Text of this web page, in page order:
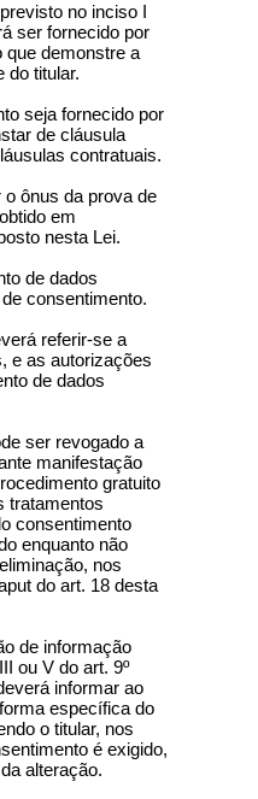
no inciso I
ser fornecido por
que demonstre a
do titular.
seja fornecido por
de cláusula
contratuais.
o ônus da prova de
em
nesta Lei.
de dados
consentimento.
referir-se a
e as autorizações
de dados
ser revogado a
manifestação
gratuito
tratamentos
consentimento
enquanto não
nos
do art. 18 desta
de informação
ou V do art. 9º
informar ao
específica do
o titular, nos
é exigido,
alteração.